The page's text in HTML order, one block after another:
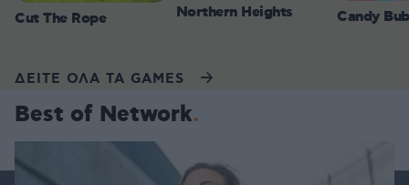
Cut The Rope Northern Heights Candy
ΔΕΙΤΕ ΟΛΑ ΤΑ GAMES
Best of Network